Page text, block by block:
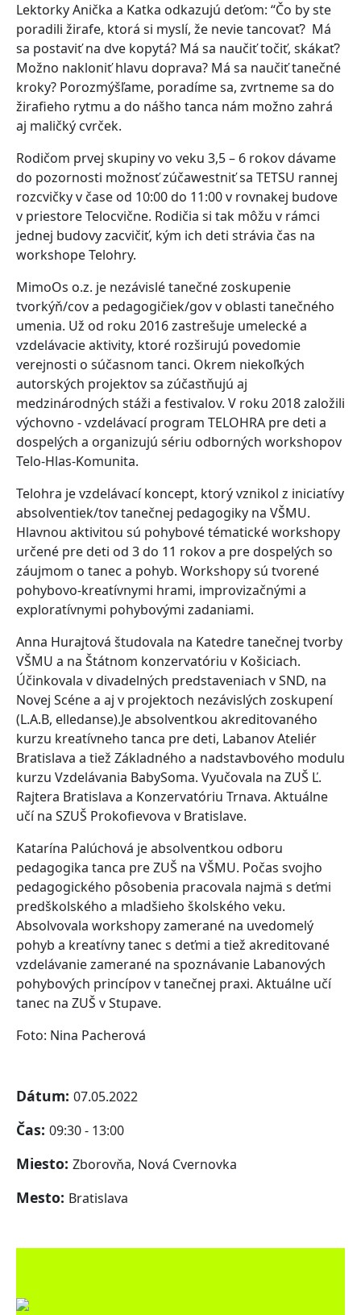
Lektorky Anička a Katka odkazujú deťom: “Čo by ste
poradili žirafe, ktorá si myslí, že nevie tancovať? Má
sa postaviť na dve kopytá? Má sa naučiť točiť, skákať?
Možno nakloniť hlavu doprava? Má sa naučiť tanečné
kroky? Porozmýšľame, poradíme sa, zvrtneme sa do
žirafieho rytmu a do nášho tanca nám možno zahrá
aj maličký cvrček.
Rodičom prvej skupiny vo veku 3,5 – 6 rokov dávame
do pozornosti možnosť zúčawestniť sa TETSU rannej
rozcvičky v čase od 10:00 do 11:00 v rovnakej budove
v priestore Telocvične. Rodičia si tak môžu v rámci
jednej budovy zacvičiť, kým ich deti strávia čas na
workshope Telohry.
MimoOs o.z. je nezávislé tanečné zoskupenie
tvorkýň/cov a pedagogičiek/gov v oblasti tanečného
umenia. Už od roku 2016 zastrešuje umelecké a
vzdelávacie aktivity, ktoré rozširujú povedomie
verejnosti o súčasnom tanci. Okrem niekoľkých
autorských projektov sa zúčastňujú aj
medzinárodných stáži a festivalov. V roku 2018 založili
výchovno - vzdelávací program TELOHRA pre deti a
dospelých a organizujú sériu odborných workshopov
Telo-Hlas-Komunita.
Telohra je vzdelávací koncept, ktorý vznikol z iniciatívy
absolventiek/tov tanečnej pedagogiky na VŠMU.
Hlavnou aktivitou sú pohybové tématické workshopy
určené pre deti od 3 do 11 rokov a pre dospelých so
záujmom o tanec a pohyb. Workshopy sú tvorené
pohybovo-kreatívnymi hrami, improvizačnými a
exploratívnymi pohybovými zadaniami.
Anna Hurajtová študovala na Katedre tanečnej tvorby
VŠMU a na Štátnom konzervatóriu v Košiciach.
Účinkovala v divadelných predstaveniach v SND, na
Novej Scéne a aj v projektoch nezávislých zoskupení
(L.A.B, elledanse).Je absolventkou akreditovaného
kurzu kreatívneho tanca pre deti, Labanov Ateliér
Bratislava a tiež Základného a nadstavbového modulu
kurzu Vzdelávania BabySoma. Vyučovala na ZUŠ Ľ.
Rajtera Bratislava a Konzervatóriu Trnava. Aktuálne
učí na SZUŠ Prokofievova v Bratislave.
Katarína Palúchová je absolventkou odboru
pedagogika tanca pre ZUŠ na VŠMU. Počas svojho
pedagogického pôsobenia pracovala najmä s deťmi
predškolského a mladšieho školského veku.
Absolvovala workshopy zamerané na uvedomelý
pohyb a kreatívny tanec s deťmi a tiež akreditované
vzdelávanie zamerané na spoznávanie Labanových
pohybových princípov v tanečnej praxi. Aktuálne učí
tanec na ZUŠ v Stupave.
Foto: Nina Pacherová
Dátum: 07.05.2022
Čas: 09:30 - 13:00
Miesto: Zborovňa, Nová Cvernovka
Mesto: Bratislava